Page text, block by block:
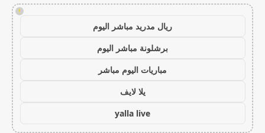
!
ريال مدريد مباشر اليوم
برشلونة مباشر اليوم
مباريات اليوم مباشر
يلا لايف
yalla live